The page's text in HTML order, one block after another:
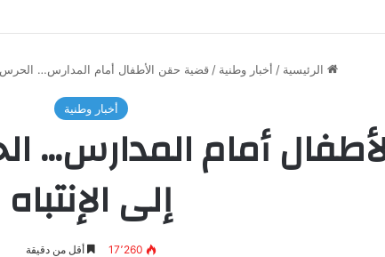
الرئيسية / أخبار وطنية / قضية حقن الأطفال أمام المدارس… الحرس
أخبار وطنية
أمام المدارس…
إلى الإنتباه
17٬260 أقل من دقيقة